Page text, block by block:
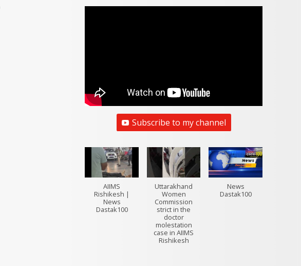
Subscribe to my channel
AIIMS
Rishikesh |
News
Dastak100
Uttarakhand
Women
Commission
strict in the
doctor
molestation
case in AIIMS
Rishikesh
News
Dastak100